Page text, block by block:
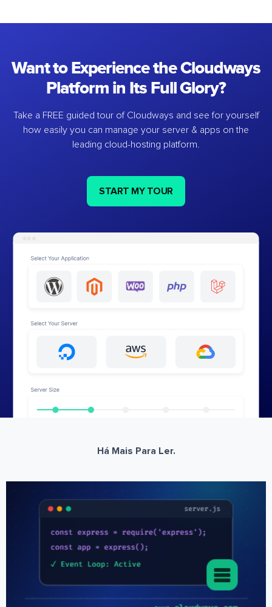
Want to Experience the Cloudways
Platform in Its Full Glory?
Take a FREE guided tour of Cloudways and see for yourself
how easily you can manage your server & apps on the
leading cloud-hosting platform.
START MY TOUR
Há Mais Para Ler.